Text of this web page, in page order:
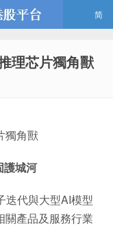
简
理芯片獨角獸
獨角獸
護城河
迭代與大型AI模型
關產品及服務行業